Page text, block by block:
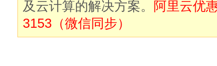
及云计算的解决方案。 阿里云优
3153（微信同步）